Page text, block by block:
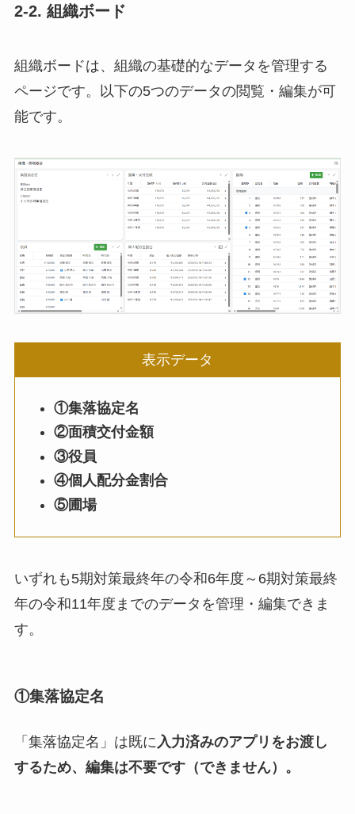
2-2. 組織ボード
組織ボードは、組織の基礎的なデータを管理する
ページです。以下の5つのデータの閲覧・編集が可
能です。
表示データ
①集落協定名
②面積交付金額
③役員
④個人配分金割合
⑤圃場
いずれも5期対策最終年の令和6年度～6期対策最終
年の令和11年度までのデータを管理・編集できま
す。
①集落協定名
「集落協定名」は既に入力済みのアプリをお渡し
するため、編集は不要です（できません）。